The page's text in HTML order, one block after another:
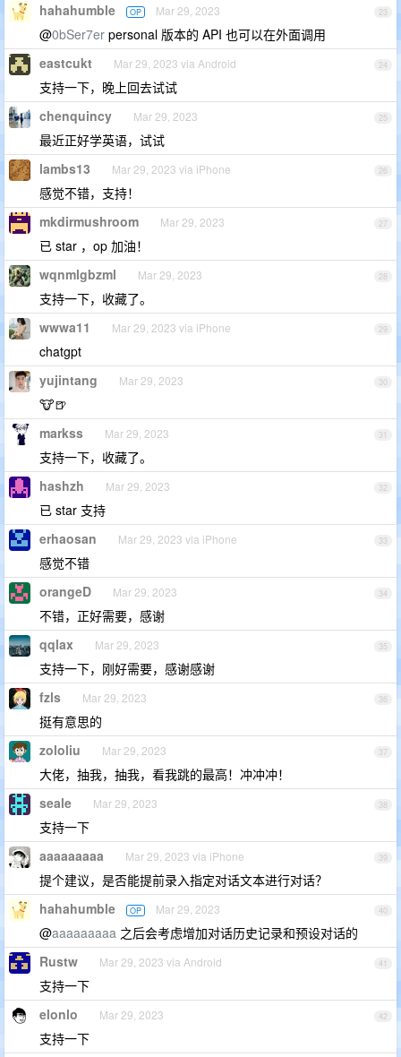
23
hahahumble OP Mar 29, 2023
@0bSer7er personal 版本的 API 也可以在外面调用
24
eastcukt Mar 29, 2023 via Android
支持一下，晚上回去试试
25
chenquincy Mar 29, 2023
最近正好学英语，试试
26
lambs13 Mar 29, 2023 via iPhone
感觉不错，支持！
27
mkdirmushroom Mar 29, 2023
已 star ，op 加油！
28
wqnmlgbzml Mar 29, 2023
支持一下，收藏了。
29
wwwa11 Mar 29, 2023 via iPhone
chatgpt
30
yujintang Mar 29, 2023
🐮🍺
31
markss Mar 29, 2023
支持一下，收藏了。
32
hashzh Mar 29, 2023
已 star 支持
33
erhaosan Mar 29, 2023 via iPhone
感觉不错
34
orangeD Mar 29, 2023
不错，正好需要，感谢
35
qqlax Mar 29, 2023
支持一下，刚好需要，感谢感谢
36
fzls Mar 29, 2023
挺有意思的
37
zololiu Mar 29, 2023
大佬，抽我，抽我，看我跳的最高！冲冲冲！
38
seale Mar 29, 2023
支持一下
39
aaaaaaaaa Mar 29, 2023 via iPhone
提个建议，是否能提前录入指定对话文本进行对话？
40
hahahumble OP Mar 29, 2023
@aaaaaaaaa 之后会考虑增加对话历史记录和预设对话的
41
Rustw Mar 29, 2023 via Android
支持一下
42
elonlo Mar 29, 2023
支持一下